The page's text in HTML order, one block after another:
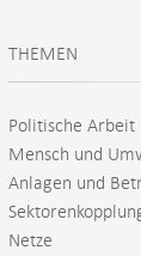
THEMEN
Politische Arbeit
Mensch und
Anlagen und
Netze